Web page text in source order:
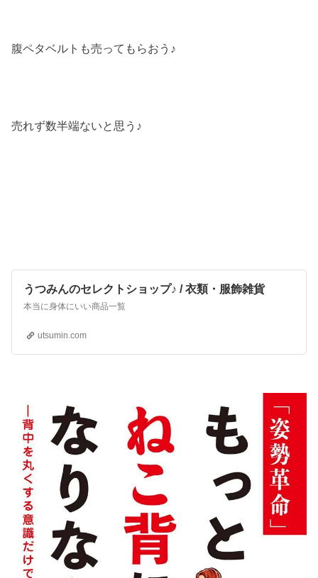
腹ペタベルトも売ってもらおう♪
売れず数半端ないと思う♪
うつみんのセレクトショップ♪ / 衣類・服飾雑貨
本当に身体にいい商品一覧
utsumin.com